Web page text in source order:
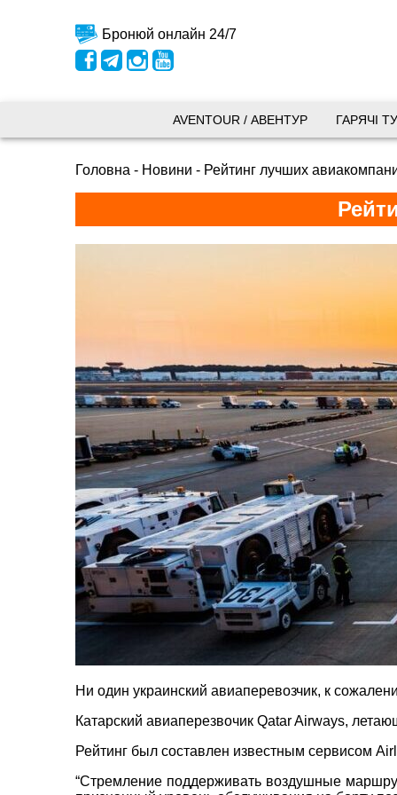
Бронюй онлайн 24/7
вул.
+38
+38
+38
Сб
Запоріжжя
пр.
+38
+38
+38
0800
Пн.
Сб
AVENTOUR / АВЕНТУР ГАРЯЧІ
Головна - Новини - Рейтинг лучших
Ни один украинский авиаперевозчик, к
Катарский авиаперезвочик Qatar Airways,
Рейтинг был составлен известным сервисом
“Стремление поддерживать воздушные
*ВАШЕ ІМ'Я
* E-MAIL